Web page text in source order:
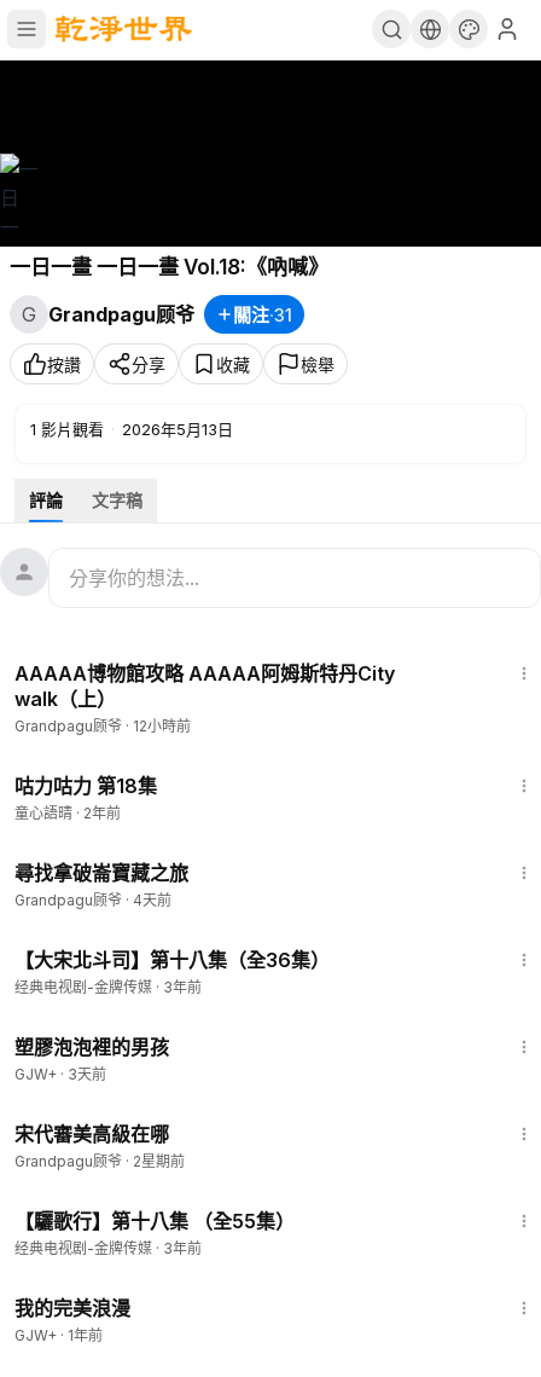
一日一畫 一日一畫 Vol.18:《吶喊》
G Grandpagu顾爷 關注·31
按讚 分享 收藏 檢舉
1 影片觀看 · 2026年5月13日
評論 文字稿
AAAAA博物館攻略 AAAAA阿姆斯特丹City
walk（上）
Grandpagu顾爷 · 12小時前
咕力咕力 第18集
童心語晴 · 2年前
尋找拿破崙寶藏之旅
Grandpagu顾爷 · 4天前
【大宋北斗司】第十八集（全36集）
经典电视剧-金牌传媒 · 3年前
塑膠泡泡裡的男孩
GJW+ · 3天前
宋代審美高級在哪
Grandpagu顾爷 · 2星期前
【驪歌行】第十八集 （全55集）
经典电视剧-金牌传媒 · 3年前
我的完美浪漫
GJW+ · 1年前